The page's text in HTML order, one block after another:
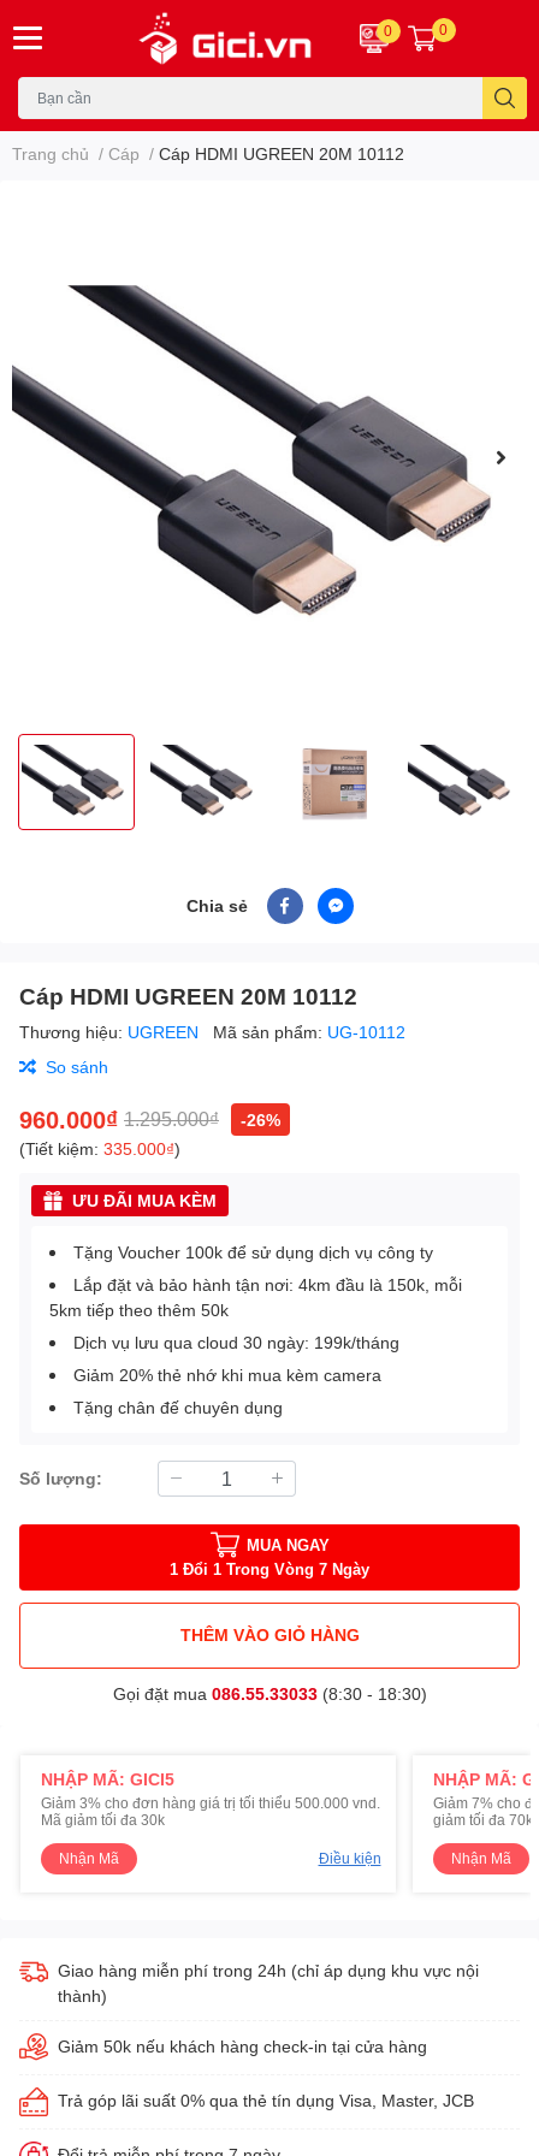
0 0
Trang chủ / Cáp / Cáp HDMI UGREEN 20M 10112
Chia sẻ
Cáp HDMI UGREEN 20M 10112
Thương hiệu: UGREEN Mã sản phẩm: UG-10112
So sánh
960.000₫ 1.295.000₫
-26%
(Tiết kiệm: 335.000₫)
ƯU ĐÃI MUA KÈM
Tặng Voucher 100k để sử dụng dịch vụ công ty
Lắp đặt và bảo hành tận nơi: 4km đầu là 150k, mỗi
5km tiếp theo thêm 50k
Dịch vụ lưu qua cloud 30 ngày: 199k/tháng
Giảm 20% thẻ nhớ khi mua kèm camera
Tặng chân đế chuyên dụng
Số lượng:
MUA NGAY
1 Đổi 1 Trong Vòng 7 Ngày
THÊM VÀO GIỎ HÀNG
Gọi đặt mua 086.55.33033(8:30 - 18:30)
NHẬP MÃ: GICI5
Giảm 3% cho đơn hàng giá trị tối thiểu 500.000 vnd.
Mã giảm tối đa 30k
Nhận Mã Điều kiện
NHẬP MÃ:
Giảm 7% cho
giảm tối đa 70k
Nhận Mã
Giao hàng miễn phí trong 24h (chỉ áp dụng khu vực nội
thành)
Giảm 50k nếu khách hàng check-in tại cửa hàng
Trả góp lãi suất 0% qua thẻ tín dụng Visa, Master, JCB